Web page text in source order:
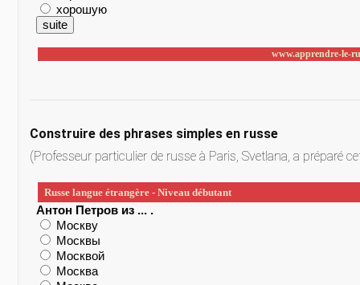
Construire des phrases simples en russe
(Professeur particulier de russe à Paris, Svetlana, a préparé